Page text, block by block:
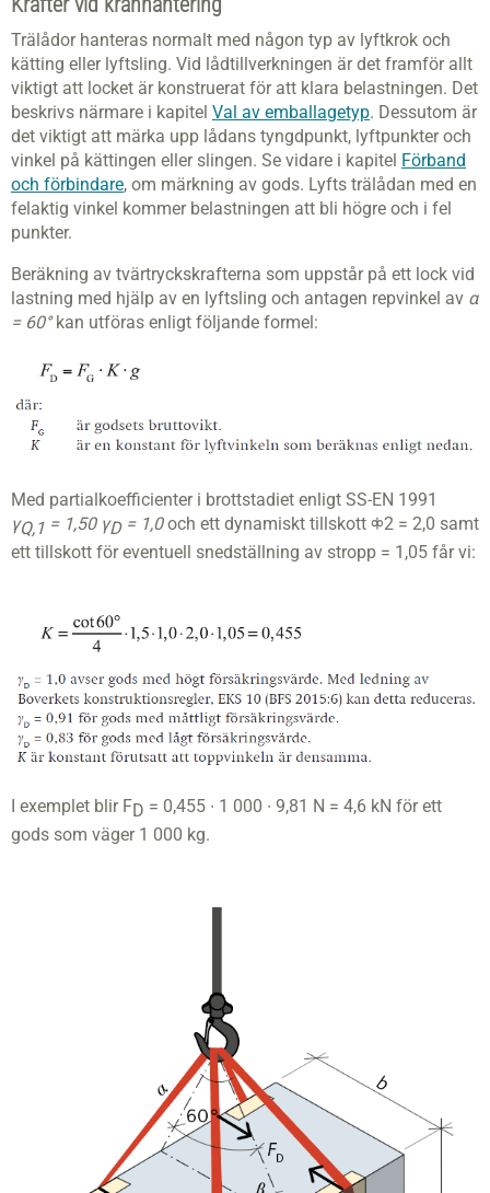
Trälådor hanteras normalt med någon typ av lyftkrok och
kätting eller lyftsling. Vid lådtillverkningen är det framför allt
viktigt att locket är konstruerat för att klara belastningen. Det
beskrivs närmare i kapitel Val av emballagetyp. Dessutom är
det viktigt att märka upp lådans tyngdpunkt, lyftpunkter och
vinkel på kättingen eller slingen. Se vidare i kapitel Förband
och förbindare, om märkning av gods. Lyfts trälådan med en
felaktig vinkel kommer belastningen att bli högre och i fel
punkter.
Beräkning av tvärtryckskrafterna som uppstår på ett lock vid
lastning med hjälp av en lyftsling och antagen repvinkel av α
= 60° kan utföras enligt följande formel:
Med partialkoefficienter i brottstadiet enligt SS-EN 1991
γQ,1 = 1,50 γD= 1,0och ett dynamiskt tillskott ⧞2 = 2,0 samt
ett tillskott för eventuell snedställning av stropp = 1,05 får vi:
I exemplet blir FD = 0,455 ∙ 1 000 ∙ 9,81 N = 4,6 kN för ett
gods som väger 1 000 kg.